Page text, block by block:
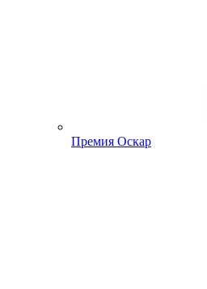
Премия Оскар